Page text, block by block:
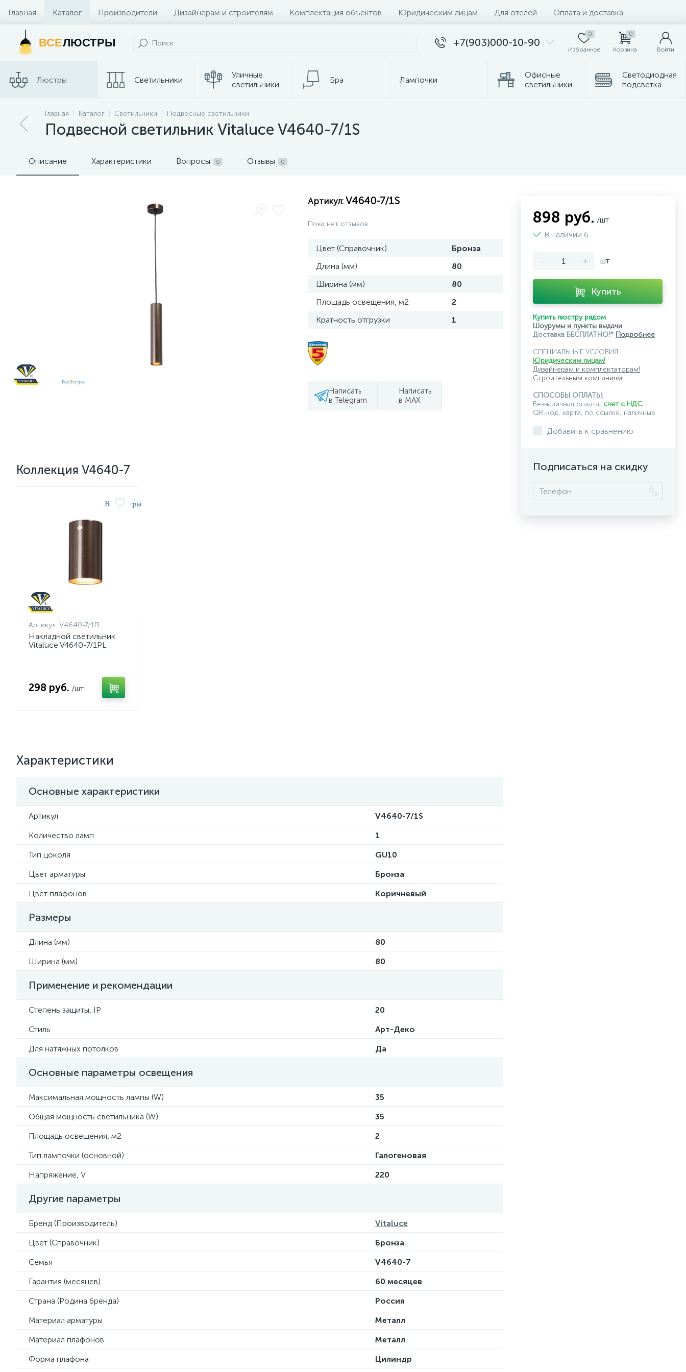
Главная Каталог Производители Дизайнерам и строителям Комплектация объектов Юридическим лицам Для отелей Оплата и доставка
Контакты и Магазины
ВСЕЛЮСТРЫ +7(903)000-10-90
0
Избранное
0
Корзина Войти
Люстры Светильники
Уличные
светильники
Бра Лампочки
Офисные
светильники
Светодиодная
подсветка
Споты
Трековые
Электротовары
Главная Каталог Светильники Подвесные светильники
Подвесной светильник Vitaluce V4640-7/1S
Описание Характеристики Вопросы 0 Отзывы 0
Артикул: V4640-7/1S
Пока нет отзывов
Цвет (Справочник)
Бронза
Длина (мм)
80
Ширина (мм)
80
Площадь освещения, м2
2
Кратность отгрузки
1
Написать
в Telegram
Написать
в MAX
Коллекция V4640-7
Артикул: V4640-7/1PL
Накладной светильник
Vitaluce V4640-7/1PL
298 руб. /шт
Характеристики
Основные характеристики
Артикул
V4640-7/1S
Количество ламп
1
Тип цоколя
GU10
Цвет арматуры
Бронза
Цвет плафонов
Коричневый
Размеры
Длина (мм)
80
Ширина (мм)
80
Применение и рекомендации
Степень защиты, IP
20
Стиль
Арт-Деко
Для натяжных потолков
Да
Основные параметры освещения
Максимальная мощность лампы (W)
35
Общая мощность светильника (W)
35
Площадь освещения, м2
2
Тип лампочки (основной)
Галогеновая
Напряжение, V
220
Другие параметры
Бренд (Производитель)
Vitaluce
Цвет (Справочник)
Бронза
Семья
V4640-7
Гарантия (месяцев)
60 месяцев
Страна (Родина бренда)
Россия
Материал арматуры
Металл
Материал плафонов
Металл
Форма плафона
Цилиндр
898 руб. /шт
В наличии 6
- + шт
Купить
Купить люстру рядом
Шоурумы и пункты выдачи
Доставка БЕСПЛАТНО!* Подробнее
СПЕЦИАЛЬНЫЕ УСЛОВИЯ:
Юридическим лицам!
Дизайнерам и комплектаторам!
Строительным компаниям!
СПОСОБЫ ОПЛАТЫ:
Безналичная оплата, счет с НДС,
QR-код, карта, по ссылке, наличные
Добавить к сравнению
Подписаться на скидку